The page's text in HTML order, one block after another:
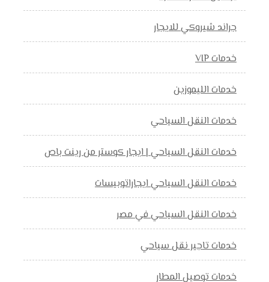
جراند شيروكي للايجار
خدمات VIP
خدمات الليموزين
خدمات النقل السياحي
خدمات النقل السياحي | ايجار كوستر من رينت باص
خدمات النقل السياحي ايجاراتوبيسات
خدمات النقل السياحي في مصر
خدمات تاجير نقل سياحي
خدمات توصيل المطار